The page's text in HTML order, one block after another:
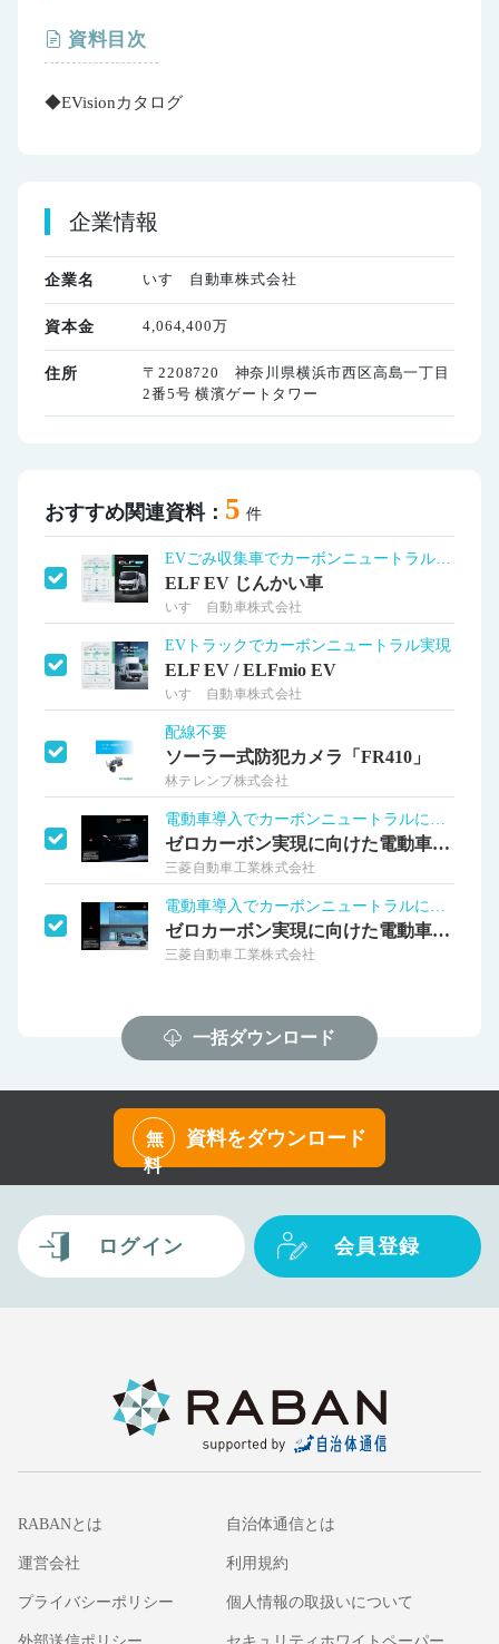
資料目次
◆EVisionカタログ
企業情報
企業名 いすゞ自動車株式会社
資本金 4,064,400万
住所
〒2208720 神奈川県横浜市西区高島一丁目
2番5号 横濱ゲートタワー
おすすめ関連資料： 5 件
EVごみ収集車でカーボンニュートラル実現
ELF EV じんかい車
いすゞ自動車株式会社
EVトラックでカーボンニュートラル実現
ELF EV / ELFmio EV
いすゞ自動車株式会社
配線不要
ソーラー式防犯カメラ「FR410」
林テレンプ株式会社
電動車導入でカーボンニュートラルに貢献！
ゼロカーボン実現に向けた電動車導入③
三菱自動車工業株式会社
電動車導入でカーボンニュートラルに貢献！
ゼロカーボン実現に向けた電動車導入②
三菱自動車工業株式会社
一括ダウンロード
無
料
資料をダウンロード
ログイン 会員登録
RABANとは 自治体通信とは
運営会社 利用規約
プライバシーポリシー 個人情報の取扱いについて